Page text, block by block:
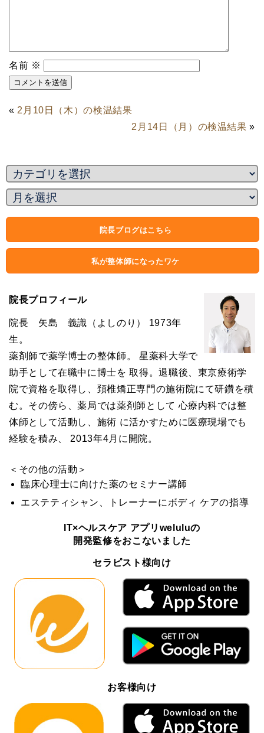
名前 ※
« 2月10日（木）の検温結果
2月14日（月）の検温結果 »
院長ブログはこちら
私が整体師になったワケ
院長プロフィール
院長 矢島 義識（よしのり） 1973年
生。
薬剤師で薬学博士の整体師。 星薬科大学で
助手として在職中に博士を 取得。退職後、東京療術学
院で資格を取得し、頚椎矯正専門の施術院にて研鑽を積
む。その傍ら、薬局では薬剤師として 心療内科では整
体師として活動し、施術 に活かすために医療現場でも
経験を積み、 2013年4月に開院。
＜その他の活動＞
臨床心理士に向けた薬のセミナー講師
エステティシャン、トレーナーにボディ ケアの指導
IT×ヘルスケア アプリweluluの
開発監修をおこないました
セラピスト様向け
お客様向け